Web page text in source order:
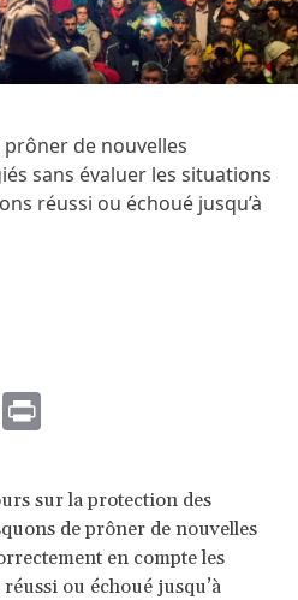
de nouvelles
sans évaluer les situations
réussi ou échoué jusqu’à
Email
sur la protection des
de prôner de nouvelles
en compte les
ou échoué jusqu’à